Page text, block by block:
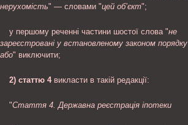
нерухомість" — словами "цей об’єкт";
у першому реченні частини шостої слова "не
зареєстровані у встановленому законом порядку
або" виключити;
2) статтю 4викласти в такій редакції:
"Стаття 4. Державна реєстрація іпотеки